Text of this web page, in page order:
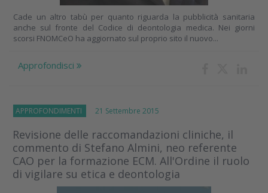
Cade un altro tabù per quanto riguarda la pubblicità sanitaria
anche sul fronte del Codice di deontologia medica. Nei giorni
scorsi FNOMCeO ha aggiornato sul proprio sito il nuovo...
Approfondisci
APPROFONDIMENTI 21 Settembre 2015
Revisione delle raccomandazioni cliniche, il
commento di Stefano Almini, neo referente
CAO per la formazione ECM. All'Ordine il ruolo
di vigilare su etica e deontologia